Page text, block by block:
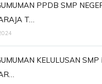
PPDB SMP
T…
KELULUSAN SMP